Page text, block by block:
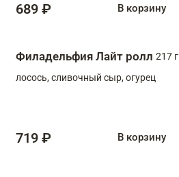
689 ₽ В корзину
Филадельфия Лайт ролл 217 г
лосось, сливочный сыр, огурец
719 ₽ В корзину